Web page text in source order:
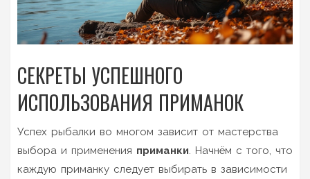
СЕКРЕТЫ УСПЕШНОГО
ИСПОЛЬЗОВАНИЯ ПРИМАНОК
Успех рыбалки во многом зависит от мастерства
выбора и применения приманки . Начнём с того, что
каждую приманку следует выбирать в зависимости